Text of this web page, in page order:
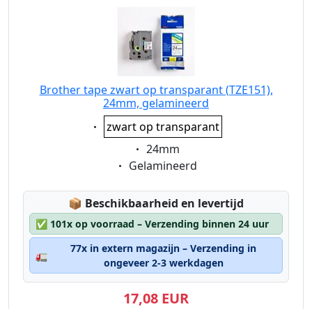
Brother tape zwart op transparant (TZE151),
24mm, gelamineerd
Eigenschaft:
zwart op transparant
Eigenschaft:
24mm
Eigenschaft:
Gelamineerd
📦 Lagerstatus:
Beschikbaarheid en levertijd
✅ 101x op voorraad – Verzending binnen 24 uur
🚛
77x in extern magazijn – Verzending in
ongeveer 2-3 werkdagen
17,08 EUR